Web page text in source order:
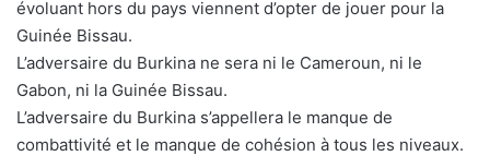
évoluant hors du pays viennent d’opter de jouer pour la
Guinée Bissau.
L’adversaire du Burkina ne sera ni le Cameroun, ni le
Gabon, ni la Guinée Bissau.
L’adversaire du Burkina s’appellera le manque de
combattivité et le manque de cohésion à tous les niveaux.